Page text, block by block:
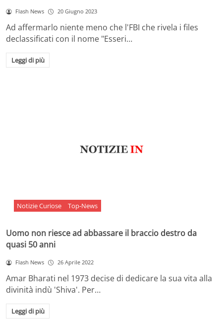
Flash News 20 Giugno 2023
Ad affermarlo niente meno che l'FBI che rivela i files
declassificati con il nome "Esseri…
Leggi di più
Notizie Curiose Top-News
Uomo non riesce ad abbassare il braccio destro da
quasi 50 anni
Flash News 26 Aprile 2022
Amar Bharati nel 1973 decise di dedicare la sua vita alla
divinità indù 'Shiva'. Per…
Leggi di più